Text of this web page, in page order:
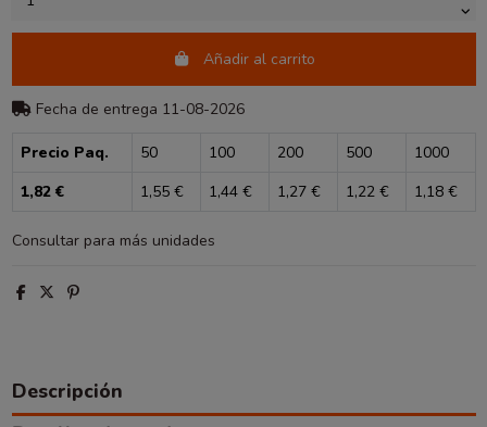
Añadir al carrito
Fecha de entrega 11-08-2026
Precio Paq. 50 100 200 500
1000
1,82 €
1,55 € 1,44 € 1,27 € 1,22 € 1,18 €
Consultar para más unidades
Descripción